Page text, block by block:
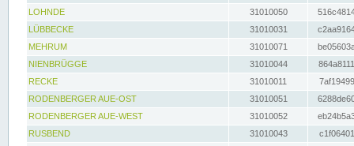
LOHNDE
31010050
LÜBBECKE
31010031
MEHRUM
31010071
NIENBRÜGGE
31010044
RECKE
31010011
RODENBERGER AUE-OST
31010051
RODENBERGER AUE-WEST
31010052
RUSBEND
31010043